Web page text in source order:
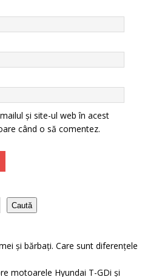
și site-ul web în acest
când o să comentez.
Caută
și bărbați. Care sunt diferențele
motoarele Hyundai T-GDi și